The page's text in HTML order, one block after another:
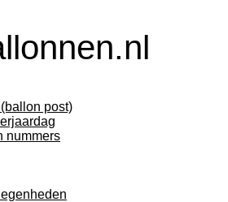
post)
nummers